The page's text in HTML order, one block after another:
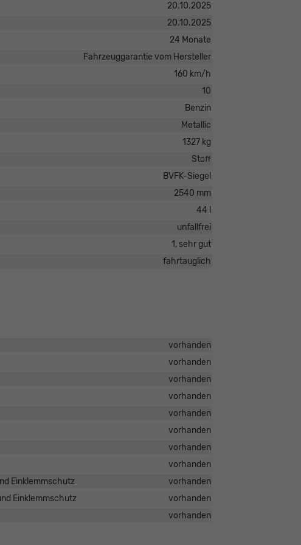
20.10.2025
20.10.2025
24 Monate
Fahrzeuggarantie vom Hersteller
160 km/h
10
Benzin
Metallic
1327 kg
Stoff
BVFK-Siegel
2540 mm
44 l
unfallfrei
1, sehr gut
fahrtauglich
vorhanden
vorhanden
vorhanden
vorhanden
vorhanden
vorhanden
vorhanden
vorhanden
Einklemmschutz
vorhanden
Einklemmschutz
vorhanden
vorhanden